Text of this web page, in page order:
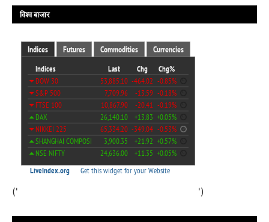
विश्व बाजार
(' ')